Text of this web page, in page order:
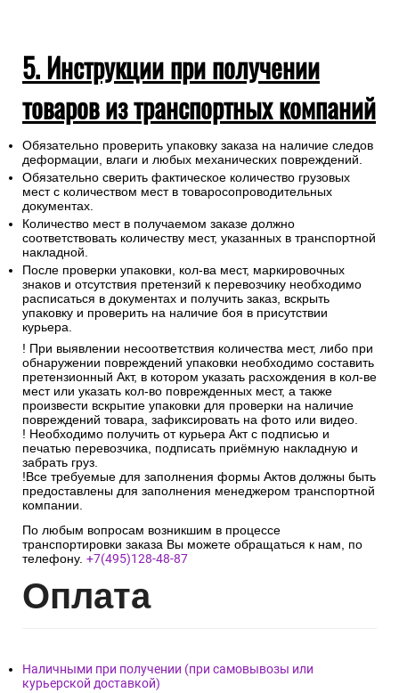
5. Инструкции при получении
товаров из транспортных компаний
Обязательно проверить упаковку заказа на наличие следов
деформации, влаги и любых механических повреждений.
Обязательно сверить фактическое количество грузовых
мест с количеством мест в товаросопроводительных
документах.
Количество мест в получаемом заказе должно
соответствовать количеству мест, указанных в транспортной
накладной.
После проверки упаковки, кол-ва мест, маркировочных
знаков и отсутствия претензий к перевозчику необходимо
расписаться в документах и получить заказ, вскрыть
упаковку и проверить на наличие боя в присутствии
курьера.
! При выявлении несоответствия количества мест, либо при
обнаружении повреждений упаковки необходимо составить
претензионный Акт, в котором указать расхождения в кол-ве
мест или указать кол-во поврежденных мест, а также
произвести вскрытие упаковки для проверки на наличие
повреждений товара, зафиксировать на фото или видео.
! Необходимо получить от курьера Акт с подписью и
печатью перевозчика, подписать приёмную накладную и
забрать груз.
!Все требуемые для заполнения формы Актов должны быть
предоставлены для заполнения менеджером транспортной
компании.
По любым вопросам возникшим в процессе
транспортировки заказа Вы можете обращаться к нам, по
телефону. +7(495)128-48-87
Оплата
Наличными при получении (при самовывозы или
курьерской доставкой)